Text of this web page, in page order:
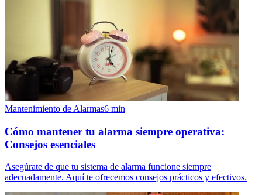
Mantenimiento de Alarmas6 min
Cómo mantener tu alarma siempre operativa:
Consejos esenciales
Asegúrate de que tu sistema de alarma funcione siempre
adecuadamente. Aquí te ofrecemos consejos prácticos y efectivos.